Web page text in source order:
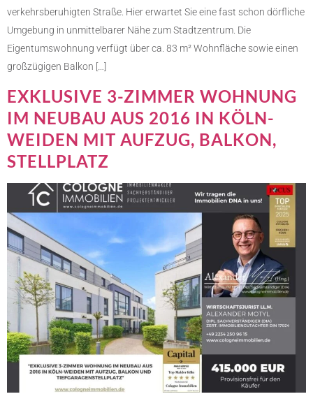
verkehrsberuhigten Straße. Hier erwartet Sie eine fast schon dörfliche
Umgebung in unmittelbarer Nähe zum Stadtzentrum. Die
Eigentumswohnung verfügt über ca. 83 m² Wohnfläche sowie einen
großzügigen Balkon […]
EXKLUSIVE 3-ZIMMER WOHNUNG
IM NEUBAU AUS 2016 IN KÖLN-
WEIDEN MIT AUFZUG, BALKON,
STELLPLATZ